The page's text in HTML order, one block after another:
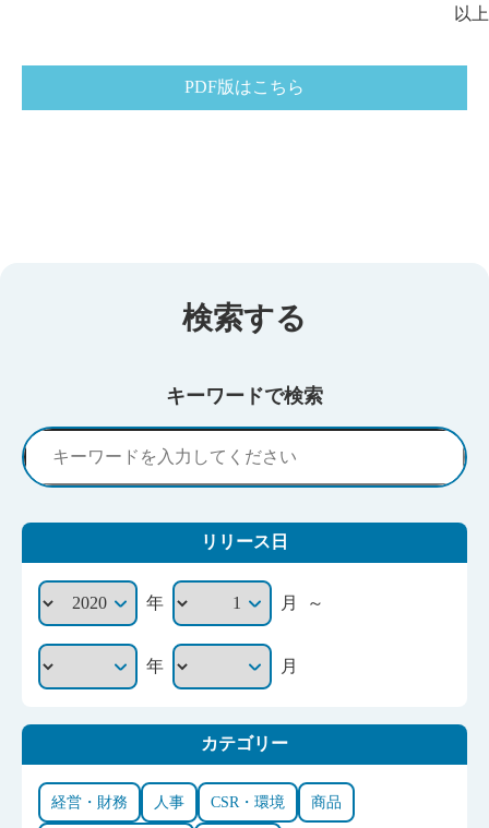
以上
PDF版はこちら
検索する
キーワードで検索
リリース日
年 月 ～
年 月
カテゴリー
経営・財務 人事 CSR・環境 商品